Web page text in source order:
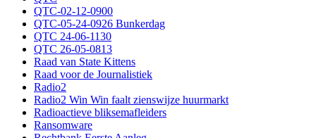
QTC-02-12-0900
QTC-05-24-0926 Bunkerdag
QTC 24-06-1130
QTC 26-05-0813
Raad van State Kittens
Raad voor de Journalistiek
Radio2
Radio2 Win Win faalt zienswijze huurmarkt
Radioactieve bliksemafleiders
Ransomware